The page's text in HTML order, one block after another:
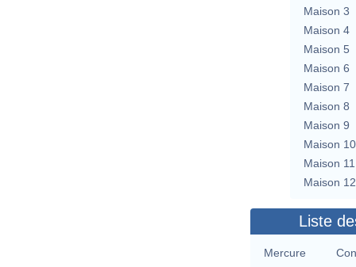
Maison 3
Maison 4
Maison 5
Maison 6
Maison 7
Maison 8
Maison 9
Maison 10
Maison 11
Maison 12
Liste
Mercure